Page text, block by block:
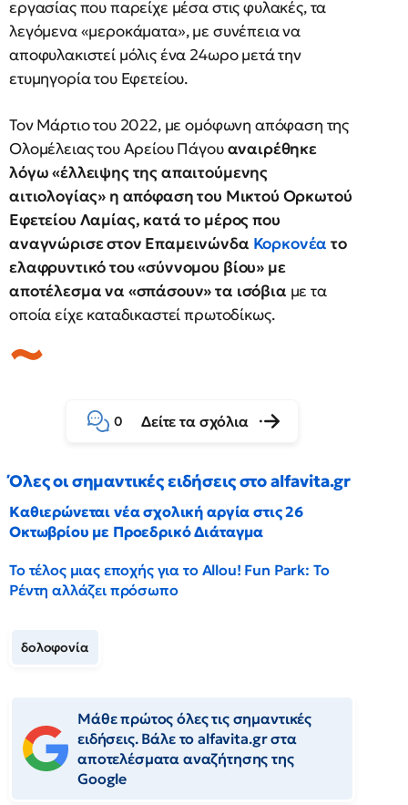
εργασίας που παρείχε μέσα στις φυλακές, τα
λεγόμενα «μεροκάματα», με συνέπεια να
αποφυλακιστεί μόλις ένα 24ωρο μετά την
ετυμηγορία του Εφετείου.
Τον Μάρτιο του 2022, με ομόφωνη απόφαση της
Ολομέλειας του Αρείου Πάγουαναιρέθηκε
λόγω «έλλειψης της απαιτούμενης
αιτιολογίας» η απόφαση του Μικτού Ορκωτού
Εφετείου Λαμίας, κατά το μέρος που
αναγνώρισε στον Επαμεινώνδα Κορκονέα το
ελαφρυντικό του «σύννομου βίου» με
αποτέλεσμα να «σπάσουν» τα ισόβια με τα
οποία είχε καταδικαστεί πρωτοδίκως.
0 Δείτε τα σχόλια
Όλες οι σημαντικές ειδήσεις στο alfavita.gr
Καθιερώνεται νέα σχολική αργία στις 26
Οκτωβρίου με Προεδρικό Διάταγμα
Το τέλος μιας εποχής για το Allou! Fun Park: Το
Ρέντη αλλάζει πρόσωπο
δολοφονία
Μάθε πρώτος όλες τις σημαντικές
ειδήσεις. Βάλε το alfavita.gr στα
αποτελέσματα αναζήτησης της
Google